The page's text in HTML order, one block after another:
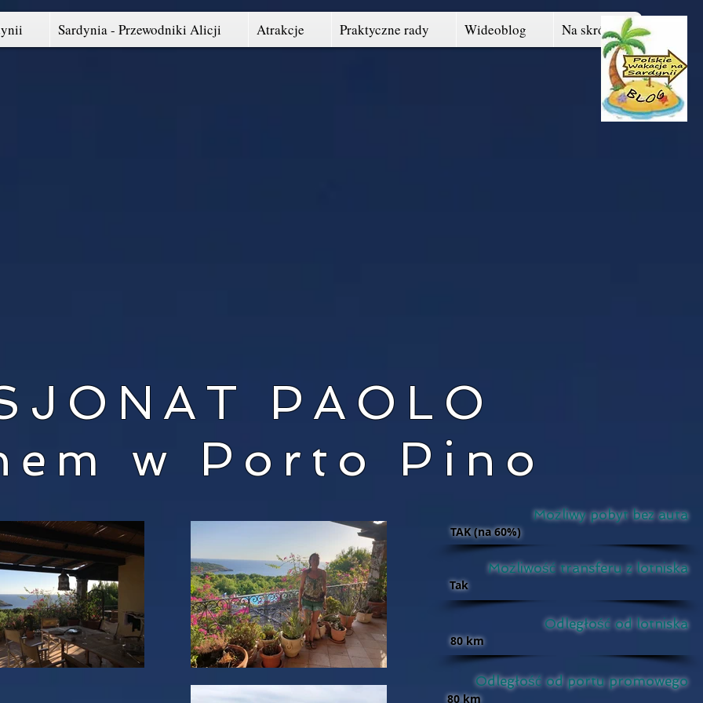
Sardynia - Przewodniki Alicji Atrakcje Praktyczne rady Wideoblog Na skróty
PAOLO
w Porto Pino
Możliwy pobyt bez auta
TAK (na 60%)
Możliwość transferu z lotniska
Tak
80 km
Odległość od lotniska
Odległość od portu promowego
80 km